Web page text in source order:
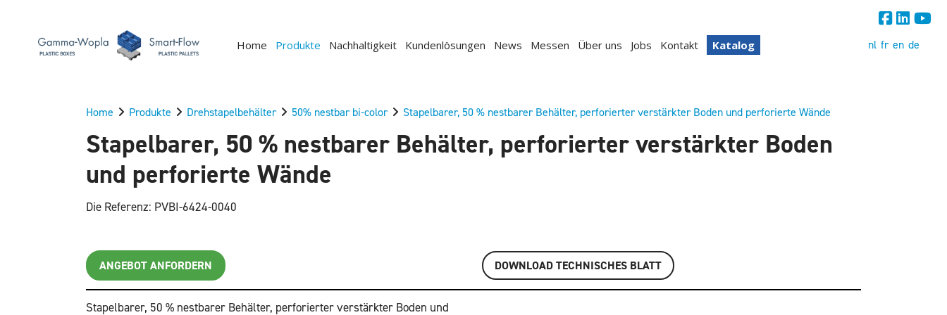
Home Produkte Nachhaltigkeit Kundenlösungen News Messen Über uns Jobs Kontakt Katalog nl fr en de
Home Produkte Drehstapelbehälter 50% nestbar bi-color Stapelbarer, 50 % nestbarer Behälter, perforierter verstärkter Boden und perforierte Wände
Stapelbarer, 50 % nestbarer Behälter, perforierter verstärkter Boden
und perforierte Wände
Die Referenz: PVBI-6424-0040
ANGEBOT ANFORDERN DOWNLOAD TECHNISCHES BLATT
Stapelbarer, 50 % nestbarer Behälter, perforierter verstärkter Boden und